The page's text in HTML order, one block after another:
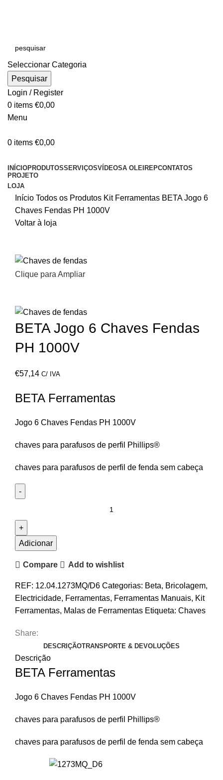
Seleccionar Categoria
Pesquisar
Login / Register
0 items €0,00
Menu
0 items €0,00
INÍCIOPRODUTOSSERVIÇOSVÍDEOSA OLEIREPCONTATOS
PROJETO
LOJA
Início Todos os Produtos Kit Ferramentas BETA Jogo 6
Chaves Fendas PH 1000V
Voltar à loja
Clique para Ampliar
BETA Jogo 6 Chaves Fendas
PH 1000V
€57,14 C/ IVA
BETA Ferramentas
Jogo 6 Chaves Fendas PH 1000V
chaves para parafusos de perfil Phillips®
chaves para parafusos de perfil de fenda sem cabeça
Adicionar
Compare Add to wishlist
REF: 12.04.1273MQ/D6 Categorias: Beta, Bricolagem,
Electricidade, Ferramentas, Ferramentas Manuais, Kit
Ferramentas, Malas de Ferramentas Etiqueta: Chaves
Share:
DESCRIÇÃOTRANSPORTE & DEVOLUÇÕES
Descrição
BETA Ferramentas
Jogo 6 Chaves Fendas PH 1000V
chaves para parafusos de perfil Phillips®
chaves para parafusos de perfil de fenda sem cabeça